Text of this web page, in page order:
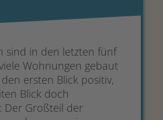
sind in den letzten fünf
Wohnungen gebaut
ersten Blick positiv,
Blick doch
Der Großteil der